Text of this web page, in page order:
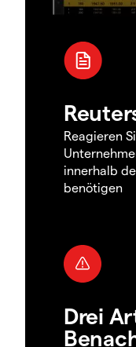
Reagieren
innerhalb
benötigen
Drei